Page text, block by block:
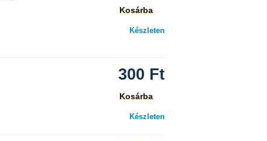
Kosárba
Készleten
300 Ft
Kosárba
Készleten